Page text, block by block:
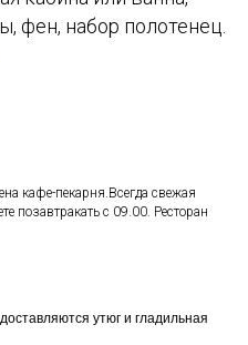
фен, набор полотенец.
кафе-пекарня.Всегда свежая
позавтракать с 09.00. Ресторан
утюг и гладильная